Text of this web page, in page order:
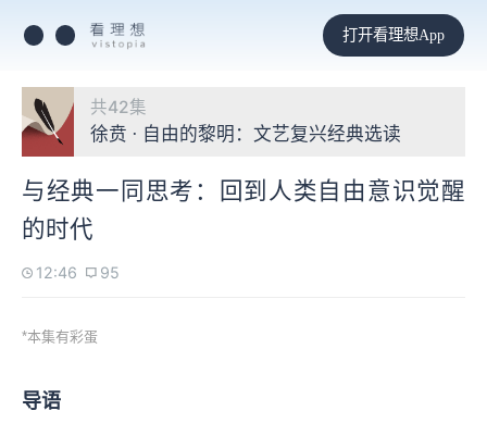
打开看理想App
共42集
徐贲 · 自由的黎明：文艺复兴经典选读
与经典一同思考：回到人类自由意识觉醒
的时代
12:46 95
*本集有彩蛋
导语